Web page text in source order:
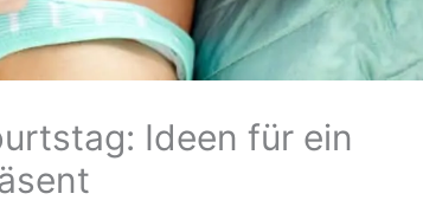
Ideen für ein